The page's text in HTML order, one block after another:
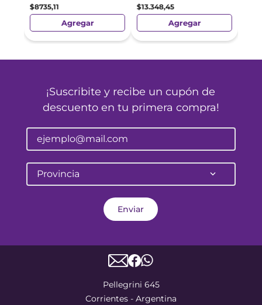
$8735,11
Agregar
$13.348,45
Agregar
¡Suscribite y recibe un cupón de
descuento en tu primera compra!
Provincia
Enviar
Pellegrini 645
Corrientes - Argentina